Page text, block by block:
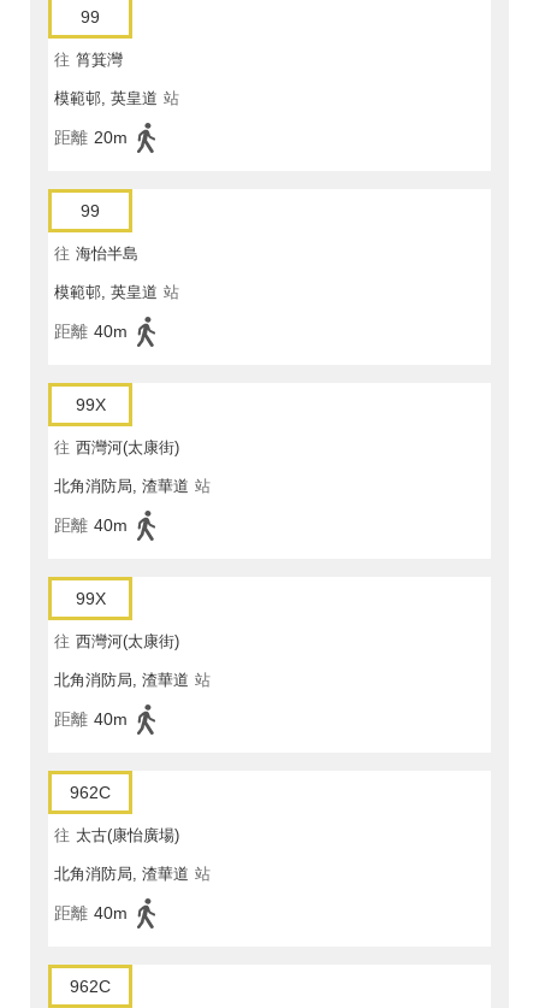
99
往 筲箕灣
模範邨, 英皇道 站
距離 20m
99
往 海怡半島
模範邨, 英皇道 站
距離 40m
99X
往 西灣河(太康街)
北角消防局, 渣華道 站
距離 40m
99X
往 西灣河(太康街)
北角消防局, 渣華道 站
距離 40m
962C
往 太古(康怡廣場)
北角消防局, 渣華道 站
距離 40m
962C